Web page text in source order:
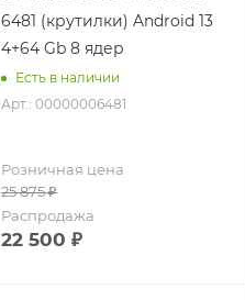
6481 (крутилки) Android 13
4+64 Gb 8 ядер
Есть в наличии
Арт.: 00000006481
Розничная цена
25 875₽
Распродажа
22 500 ₽